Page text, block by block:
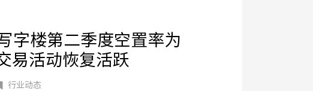
字楼第二季度空置率为
易活动恢复活跃
行业动态